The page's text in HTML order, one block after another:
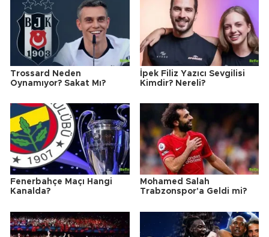
Trossard Neden
Oynamıyor? Sakat Mı?
İpek Filiz Yazıcı Sevgilisi
Kimdir? Nereli?
Fenerbahçe Maçı Hangi
Kanalda?
Mohamed Salah
Trabzonspor'a Geldi mi?